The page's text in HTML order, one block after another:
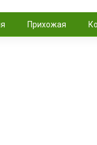
Прихожая